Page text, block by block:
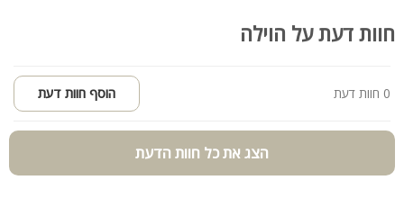
חוות דעת על הוילה
0 חוות דעת הוסף חוות דעת
הצג את כל חוות הדעת